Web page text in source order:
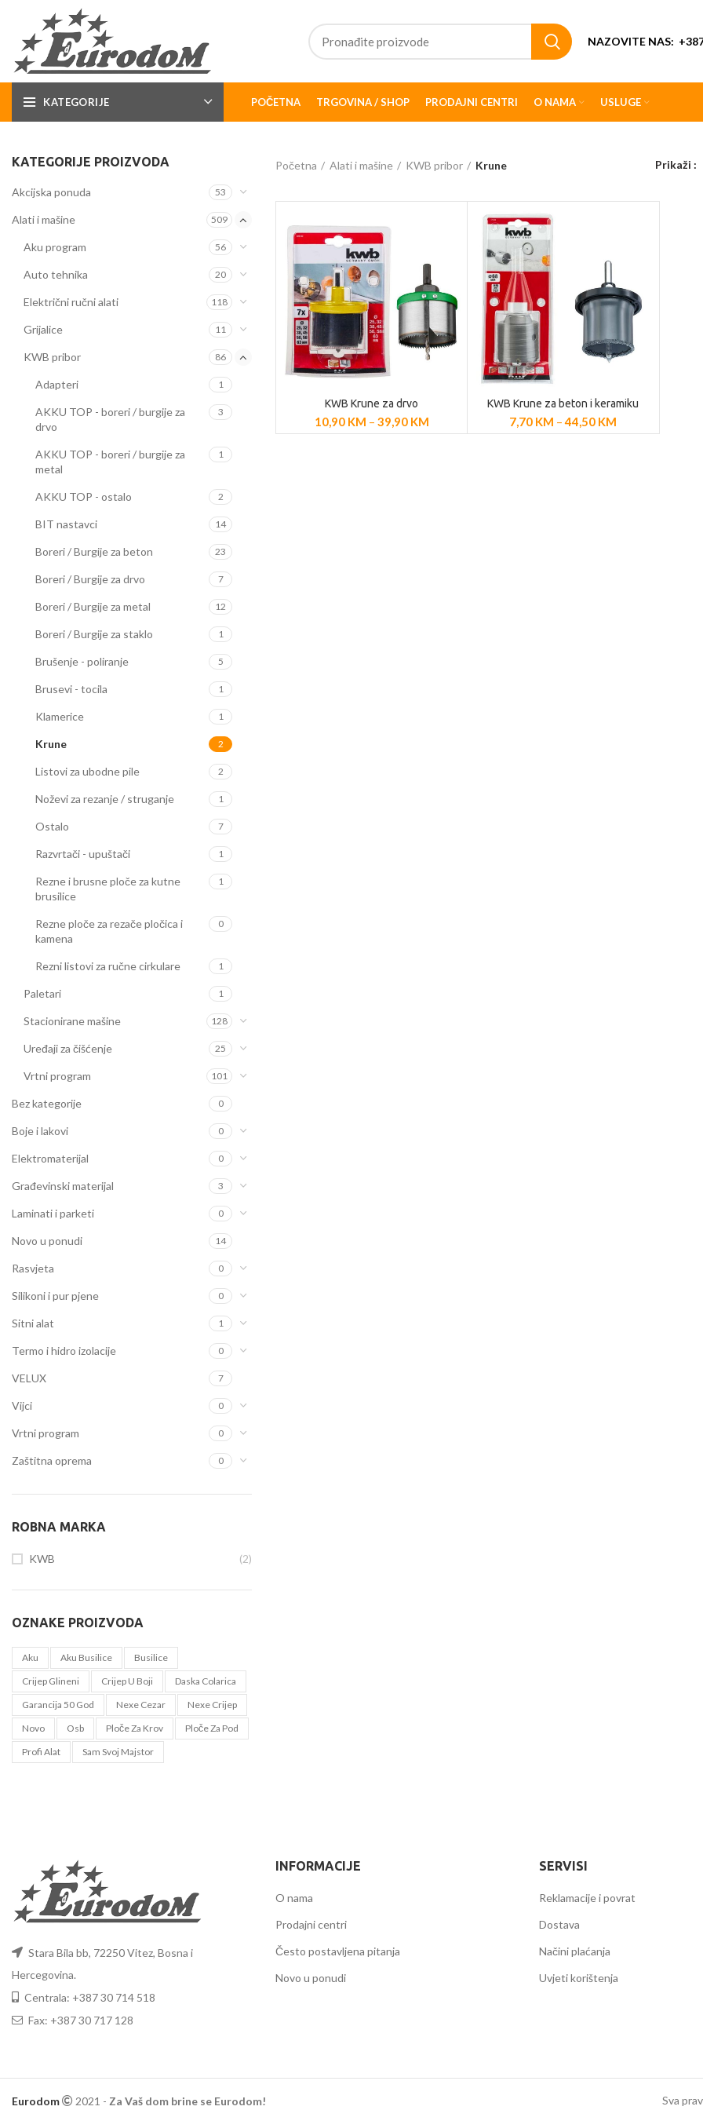
NAZOVITE NAS:
KATEGORIJE POČETNA TRGOVINA / SHOP PRODAJNI CENTRI O NAMA USLUGE
KATEGORIJE PROIZVODA
Akcijska ponuda 53
Alati i mašine 509
Aku program 56
Auto tehnika 20
Električni ručni alati 118
Grijalice 11
KWB pribor 86
Adapteri 1
AKKU TOP - boreri / burgije za
drvo
3
AKKU TOP - boreri / burgije za
metal
1
AKKU TOP - ostalo 2
BIT nastavci 14
Boreri / Burgije za beton 23
Boreri / Burgije za drvo 7
Boreri / Burgije za metal 12
Boreri / Burgije za staklo 1
Brušenje - poliranje 5
Brusevi - tocila 1
Klamerice 1
Krune 2
Listovi za ubodne pile 2
Noževi za rezanje / struganje 1
Ostalo 7
Razvrtači - upuštači 1
Rezne i brusne ploče za kutne
brusilice
1
Rezne ploče za rezače pločica i
kamena
0
Rezni listovi za ručne cirkulare 1
Paletari 1
Stacionirane mašine 128
Uređaji za čišćenje 25
Vrtni program 101
Bez kategorije 0
Boje i lakovi 0
Elektromaterijal 0
Građevinski materijal 3
Laminati i parketi 0
Novo u ponudi 14
Rasvjeta 0
Silikoni i pur pjene 0
Sitni alat 1
Termo i hidro izolacije 0
VELUX 7
Vijci 0
Vrtni program 0
Zaštitna oprema 0
ROBNA MARKA
KWB (2)
OZNAKE PROIZVODA
Aku Aku Busilice
Busilice
Crijep Glineni
Crijep U Boji
Daska Colarica
Garancija 50 God
Nexe Cezar
Nexe Crijep
Novo
Osb Ploče Za Krov
Ploče Za Pod
Profi Alat
Sam Svoj Majstor
Početna Alati i mašine KWB pribor Krune Prikaži
POGLEDAJ PROIZVODE
KWB Krune za drvo
10,90 KM – 39,90 KM
POGLEDAJ PROIZVODE
KWB Krune za beton i keramiku
7,70 KM –44,50 KM
Stara Bila bb, 72250 Vitez, Bosna i
Hercegovina.
Centrala: +387 30 714 518
Fax: +387 30 717 128
INFORMACIJE
O nama
Prodajni centri
Često postavljena pitanja
Novo u ponudi
SERVISI
Reklamacije i povrat
Dostava
Načini plaćanja
Uvjeti korištenja
Eurodom 2021 - Za Vaš dom brine se Eurodom! Sva